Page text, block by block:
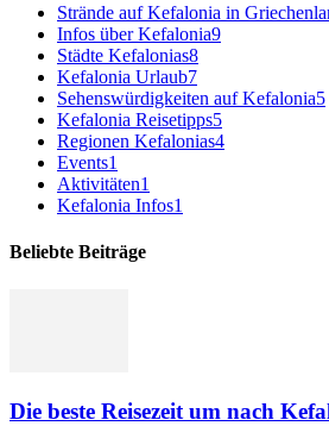
Strände auf Kefalonia in
Infos über Kefalonia9
Städte Kefalonias8
Kefalonia Urlaub7
Sehenswürdigkeiten auf Kefalonia5
Kefalonia Reisetipps5
Regionen Kefalonias4
Events1
Aktivitäten1
Kefalonia Infos1
Beliebte Beiträge
Die beste Reisezeit um nach